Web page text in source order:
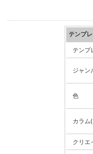
テンプ
テンプ
ジャン
色
カラム
クリエ